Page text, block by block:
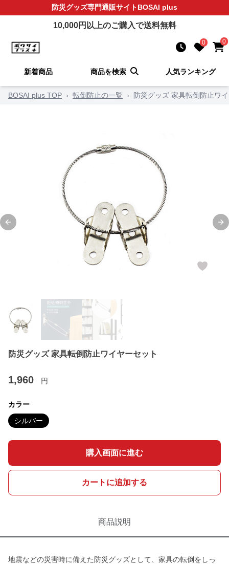
防災グッズ専門通販サイトBOSAI plus
10,000円以上のご購入で送料無料
0 0
新着商品 商品を検索 人気ランキング
BOSAI plus TOP › 転倒防止の一覧 › 防災グッズ 家具転倒防止ワ
Previous slide
防災グッズ 家具転倒防止ワイヤーセット
1,960 円
カラー
シルバー
購入画面に進む
カートに追加する
商品説明
地震などの災害時に備えた防災グッズとして、家具の転倒をしっ